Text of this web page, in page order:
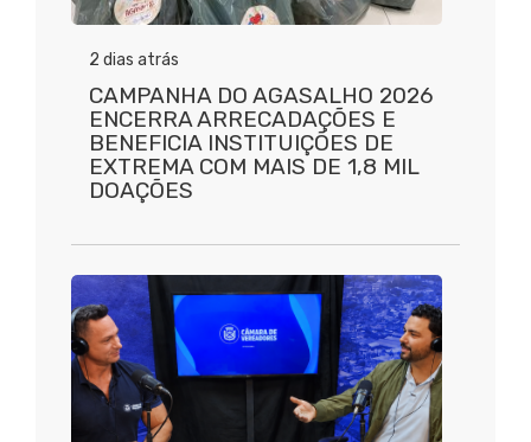
2 dias atrás
CAMPANHA DO AGASALHO 2026
ENCERRA ARRECADAÇÕES E
BENEFICIA INSTITUIÇÕES DE
EXTREMA COM MAIS DE 1,8 MIL
DOAÇÕES